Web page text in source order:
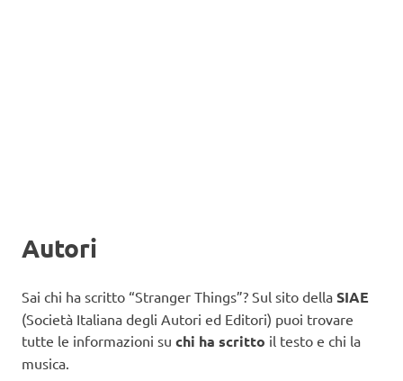
Autori
Sai chi ha scritto “Stranger Things”? Sul sito della SIAE
(Società Italiana degli Autori ed Editori) puoi trovare
tutte le informazioni su chi ha scritto il testo e chi la
musica.